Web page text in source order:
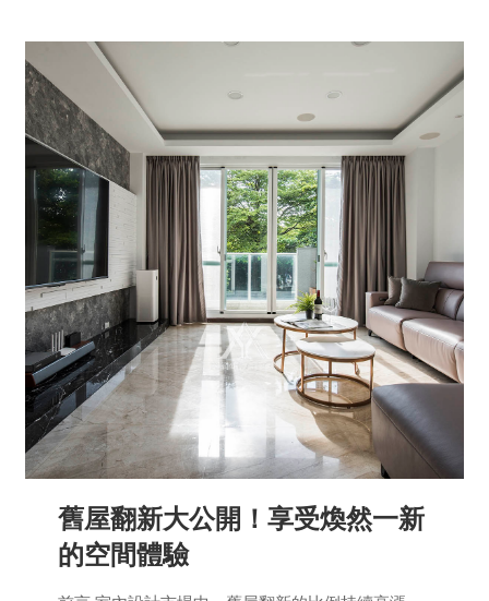
舊屋翻新大公開！享受煥然一新
的空間體驗